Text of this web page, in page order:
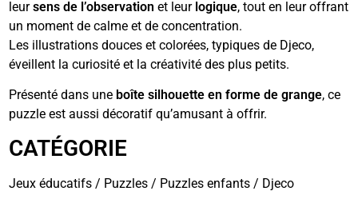
leursens de l’observation et leur logique, tout en leur offrant
un moment de calme et de concentration.
Les illustrations douces et colorées, typiques de Djeco,
éveillent la curiosité et la créativité des plus petits.
Présenté dans une boîte silhouette en forme de grange, ce
puzzle est aussi décoratif qu’amusant à offrir.
CATÉGORIE
Jeux éducatifs / Puzzles / Puzzles enfants / Djeco